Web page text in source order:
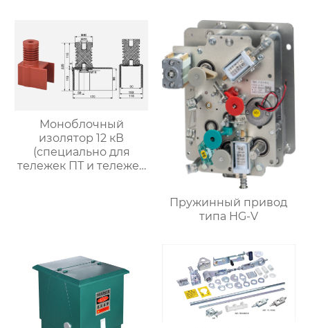
Моноблочный
изолятор 12 кВ
(специально для
тележек ПТ и тележек
Пружинный привод
типа HG-V